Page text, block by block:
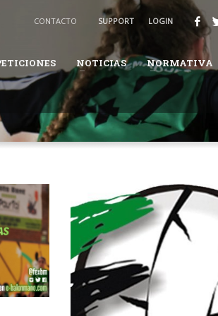
email para confirmar tu solicitud.
adicional para completar tus datos.
CONTACTO SUPPORT LOGIN
NOTICIAS NORMATIVA